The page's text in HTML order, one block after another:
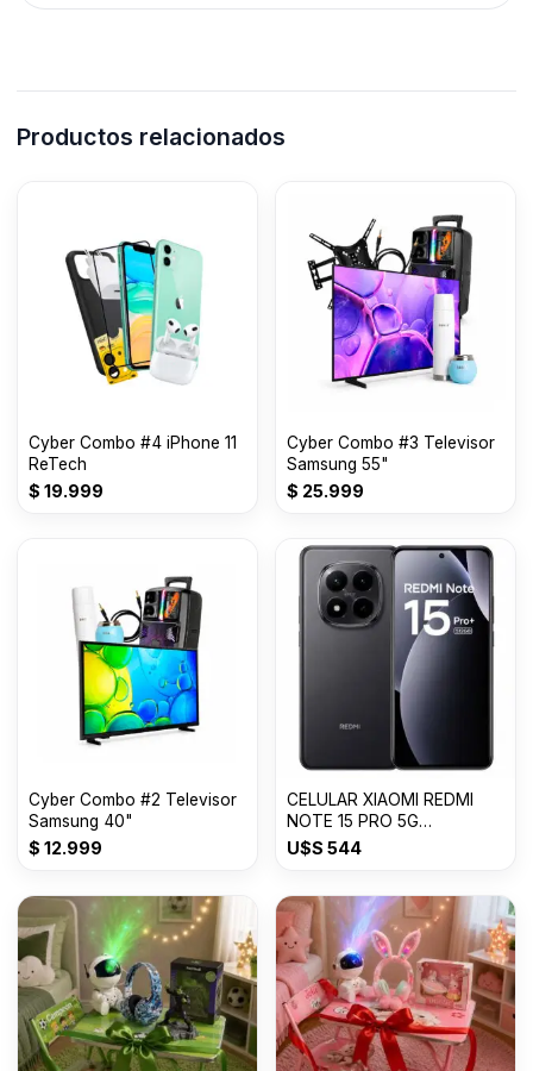
Productos relacionados
Cyber Combo #4 iPhone 11
ReTech
$ 19.999
Cyber Combo #3 Televisor
Samsung 55"
$ 25.999
Cyber Combo #2 Televisor
Samsung 40"
$ 12.999
CELULAR XIAOMI REDMI
NOTE 15 PRO 5G
8GB+512GB
U$S 544